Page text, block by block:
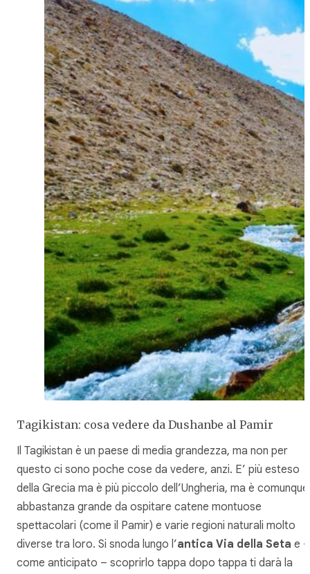
Tagikistan: cosa vedere da Dushanbe al Pamir
Il Tagikistan è un paese di media grandezza, ma non per
questo ci sono poche cose da vedere, anzi. E’ più esteso
della Grecia ma è più piccolo dell’Ungheria, ma è comunque
abbastanza grande da ospitare catene montuose
spettacolari (come il Pamir) e varie regioni naturali molto
diverse tra loro. Si snoda lungo l’antica Via della Seta e –
come anticipato – scoprirlo tappa dopo tappa ti darà la